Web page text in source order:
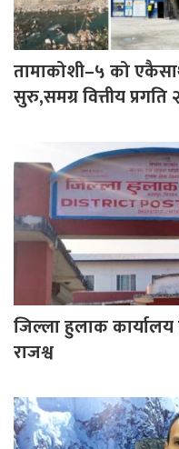
तामाकोशी–५ को
सुरु,समग्र वित्तीय
जिल्ला हुलाक
राजश्व